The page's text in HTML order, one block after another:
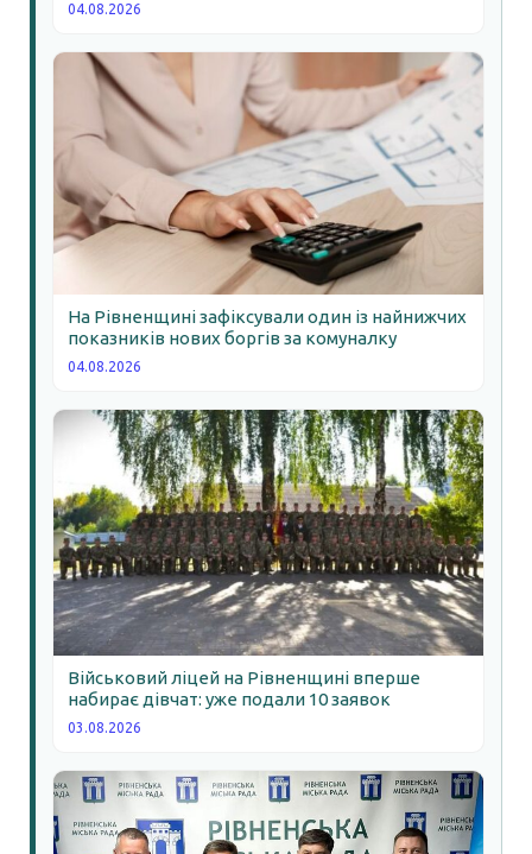
04.08.2026
На Рівненщині зафіксували один із найнижчих
показників нових боргів за комуналку
04.08.2026
Військовий ліцей на Рівненщині вперше
набирає дівчат: уже подали 10 заявок
03.08.2026